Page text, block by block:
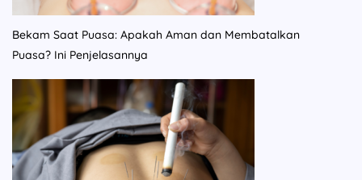
Bekam Saat Puasa: Apakah Aman dan Membatalkan
Puasa? Ini Penjelasannya